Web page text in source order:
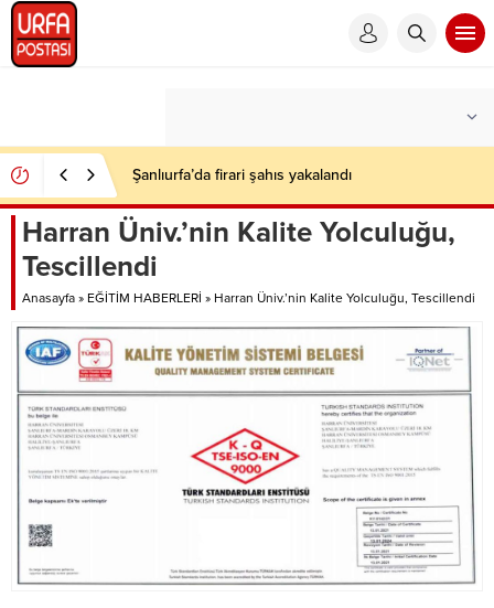
Şanlıurfa’da firari şahıs yakalandı
Harran Üniv.’nin Kalite Yolculuğu,
Tescillendi
Anasayfa » EĞİTİM HABERLERİ » Harran Üniv.’nin Kalite Yolculuğu, Tescillendi